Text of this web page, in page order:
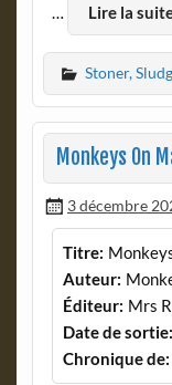
… Lire la
Stoner,
Monkeys On
3 décembre
Titre:
Auteur:
Éditeur: Mrs
Date de sortie:
Chronique de: